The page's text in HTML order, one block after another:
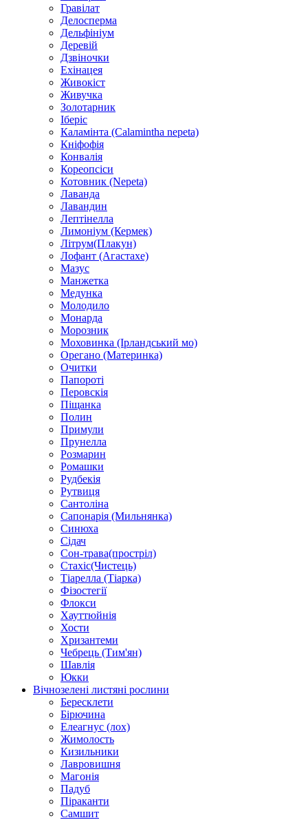
Гравілат
Делосперма
Дельфініум
Деревій
Дзвіночки
Ехінацея
Живокіст
Живучка
Золотарник
Іберіс
Каламінта (Calamintha nepeta)
Кніфофія
Конвалія
Кореопсіси
Котовник (Nepeta)
Лаванда
Лавандин
Лептінелла
Лимоніум (Кермек)
Літрум(Плакун)
Лофант (Агастахе)
Мазус
Манжетка
Медунка
Молодило
Монарда
Морозник
Моховинка (Ірландський мо)
Орегано (Материнка)
Очитки
Папороті
Перовскія
Піщанка
Полин
Примули
Прунелла
Розмарин
Ромашки
Рудбекія
Рутвиця
Сантоліна
Сапонарія (Мильнянка)
Синюха
Сідач
Сон-трава(простріл)
Стахіс(Чистець)
Тіарелла (Тіарка)
Фізостегії
Флокси
Хауттюйнія
Хости
Хризантеми
Чебрець (Тим'ян)
Шавлія
Юкки
Вічнозелені листяні рослини
Бересклети
Бірючина
Елеагнус (лох)
Жимолость
Кизильники
Лавровишня
Магонія
Падуб
Піраканти
Самшит